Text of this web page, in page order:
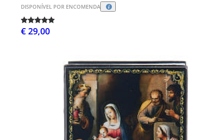
DISPONÍVEL POR ENCOMENDA
€ 29,00